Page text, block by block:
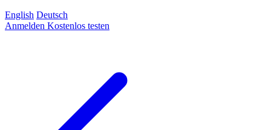
English Deutsch
Anmelden Kostenlos testen